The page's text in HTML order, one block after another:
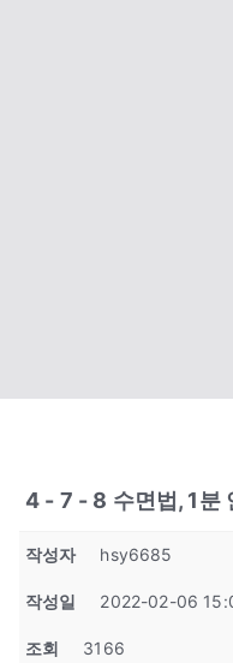
4 - 7 - 8 수면법, 1분
작성자 hsy6685
작성일 2022-02-06
조회 3166